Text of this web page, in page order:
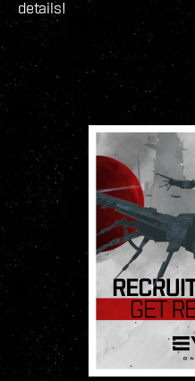
details!